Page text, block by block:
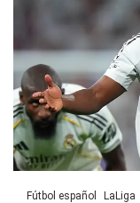
Fútbol español LaLiga